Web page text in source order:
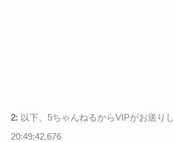
2: 以下、5ちゃんねるからVIPがお送り
20:49:42.676